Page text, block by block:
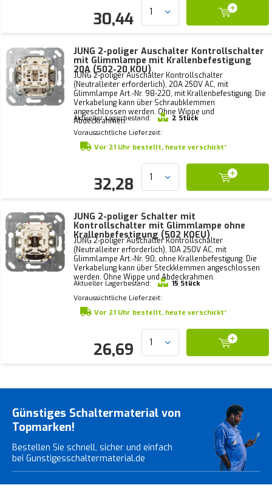
30,44
JUNG 2-poliger Auschalter Kontrollschalter
mit Glimmlampe mit Krallenbefestigung
20A (502-20 KOU)
JUNG 2-poliger Auschalter Kontrollschalter
(Neutralleiter erforderlich), 20A 250V AC, mit
Glimmlampe Art.-Nr. 98-220, mit Krallenbefestigung. Die
Verkabelung kann über Schraubklemmen
angeschlossen werden. Ohne Wippe und
Abdeckrahmen.
Aktueller Lagerbestand:
2 Stück
Voraussichtliche Lieferzeit:
Vor 21 Uhr bestellt, heute verschickt*
32,28
JUNG 2-poliger Schalter mit
Kontrollschalter mit Glimmlampe ohne
Krallenbefestigung (502 KOEU)
JUNG 2-poliger Auschalter Kontrollschalter
(Neutralleiter erforderlich), 10A 250V AC, mit
Glimmlampe Art.-Nr. 90, ohne Krallenbefestigung. Die
Verkabelung kann über Steckklemmen angeschlossen
werden. Ohne Wippe und Abdeckrahmen.
Aktueller Lagerbestand:
15 Stück
Voraussichtliche Lieferzeit:
Vor 21 Uhr bestellt, heute verschickt*
26,69
Günstiges Schaltermaterial von
Topmarken!
Bestellen Sie schnell, sicher und einfach
bei Gunstigesschaltermaterial.de